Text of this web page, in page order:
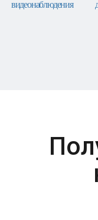
видеонаблюдения